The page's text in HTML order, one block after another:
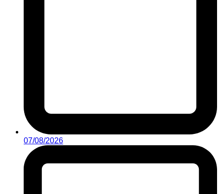
07/08/2026